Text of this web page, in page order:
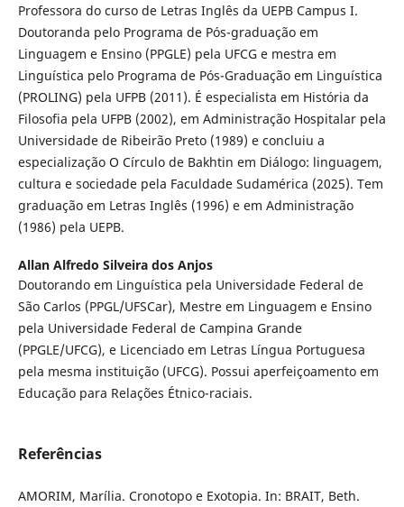
Professora do curso de Letras Inglês da UEPB Campus I.
Doutoranda pelo Programa de Pós-graduação em
Linguagem e Ensino (PPGLE) pela UFCG e mestra em
Linguística pelo Programa de Pós-Graduação em Linguística
(PROLING) pela UFPB (2011). É especialista em História da
Filosofia pela UFPB (2002), em Administração Hospitalar pela
Universidade de Ribeirão Preto (1989) e concluiu a
especialização O Círculo de Bakhtin em Diálogo: linguagem,
cultura e sociedade pela Faculdade Sudamérica (2025). Tem
graduação em Letras Inglês (1996) e em Administração
(1986) pela UEPB.
Allan Alfredo Silveira dos Anjos
Doutorando em Linguística pela Universidade Federal de
São Carlos (PPGL/UFSCar), Mestre em Linguagem e Ensino
pela Universidade Federal de Campina Grande
(PPGLE/UFCG), e Licenciado em Letras Língua Portuguesa
pela mesma instituição (UFCG). Possui aperfeiçoamento em
Educação para Relações Étnico-raciais.
Referências
AMORIM, Marília. Cronotopo e Exotopia. In: BRAIT, Beth.